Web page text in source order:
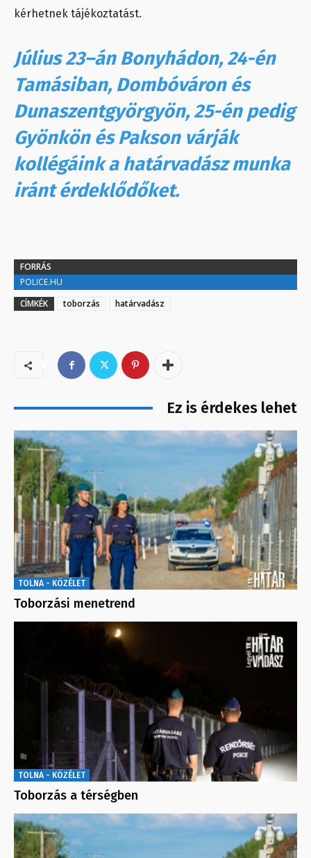
kérhetnek tájékoztatást.
Július 23–án Bonyhádon, 24-én
Tamásiban, Dombóváron és
Dunaszentgyörgyön, 25-én pedig
Gyönkön és Pakson várják
kollégáink a határvadász munka
iránt érdeklődőket.
FORRÁS
POLICE.HU
CÍMKÉK
toborzás határvadász
Ez is érdekes lehet
TOLNA - KÖZÉLET
Toborzási menetrend
TOLNA - KÖZÉLET
Toborzás a térségben